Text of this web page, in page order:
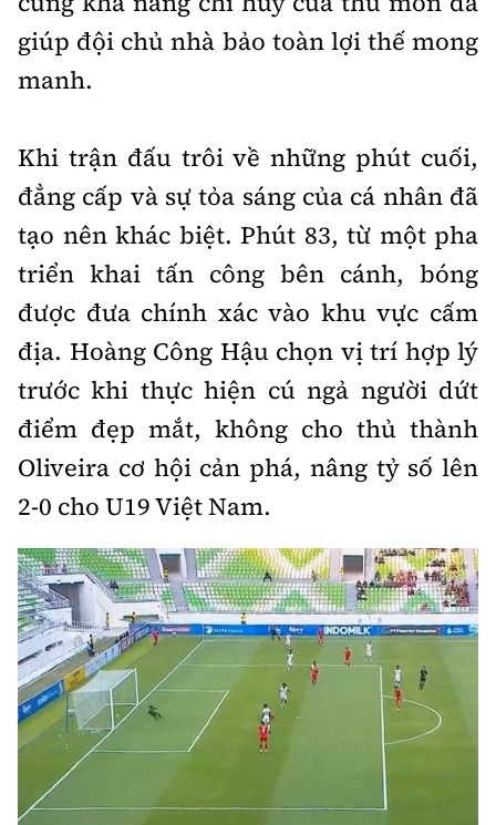
giúp đội chủ nhà bảo toàn lợi thế mong
manh.
Khi trận đấu trôi về những phút cuối,
đẳng cấp và sự tỏa sáng của cá nhân đã
tạo nên khác biệt. Phút 83, từ một pha
triển khai tấn công bên cánh, bóng
được đưa chính xác vào khu vực cấm
địa. Hoàng Công Hậu chọn vị trí hợp lý
trước khi thực hiện cú ngả người dứt
điểm đẹp mắt, không cho thủ thành
Oliveira cơ hội cản phá, nâng tỷ số lên
2-0 cho U19 Việt Nam.